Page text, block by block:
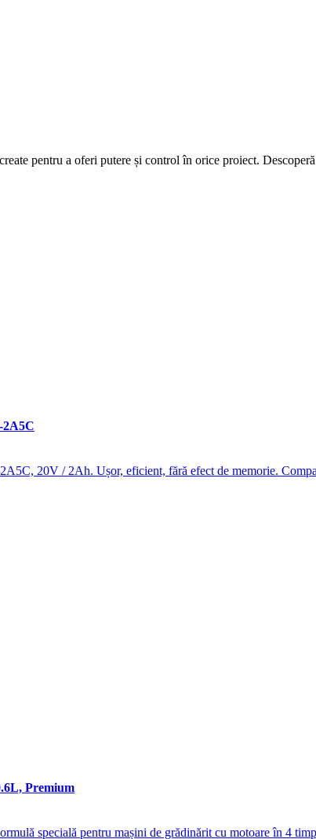
pentru a oferi putere și control în orice proiect.
20V / 2Ah. Ușor, eficient, fără efect de memorie.
Premium
specială pentru mașini de grădinărit cu motoare în 4